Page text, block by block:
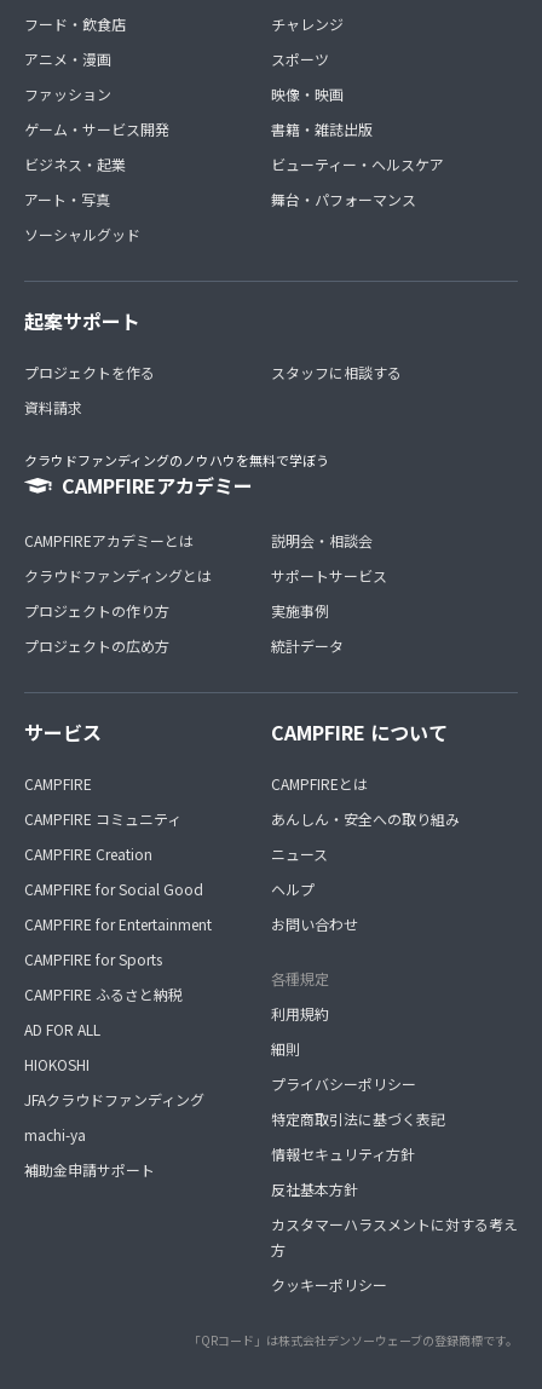
フード・飲食店
アニメ・漫画
ファッション
ゲーム・サービス開発
ビジネス・起業
アート・写真
ソーシャルグッド
チャレンジ
スポーツ
映像・映画
書籍・雑誌出版
ビューティー・ヘルスケア
舞台・パフォーマンス
起案サポート
プロジェクトを作る
資料請求
スタッフに相談する
クラウドファンディングのノウハウを無料で学ぼう
CAMPFIREアカデミー
CAMPFIREアカデミーとは
クラウドファンディングとは
プロジェクトの作り方
プロジェクトの広め方
説明会・相談会
サポートサービス
実施事例
統計データ
サービス
CAMPFIRE
CAMPFIRE コミュニティ
CAMPFIRE Creation
CAMPFIRE for Social Good
CAMPFIRE for Entertainment
CAMPFIRE for Sports
CAMPFIRE ふるさと納税
AD FOR ALL
HIOKOSHI
JFAクラウドファンディング
machi-ya
補助金申請サポート
CAMPFIRE について
CAMPFIREとは
あんしん・安全への取り組み
ニュース
ヘルプ
お問い合わせ
各種規定
利用規約
細則
プライバシーポリシー
特定商取引法に基づく表記
情報セキュリティ方針
反社基本方針
カスタマーハラスメントに対する考え
方
クッキーポリシー
「QRコード」は株式会社デンソーウェーブの登録商標です。